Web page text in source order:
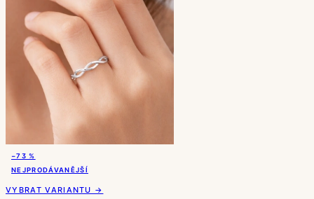
−73 %
NEJPRODÁVANĚJŠÍ
VYBRAT VARIANTU →